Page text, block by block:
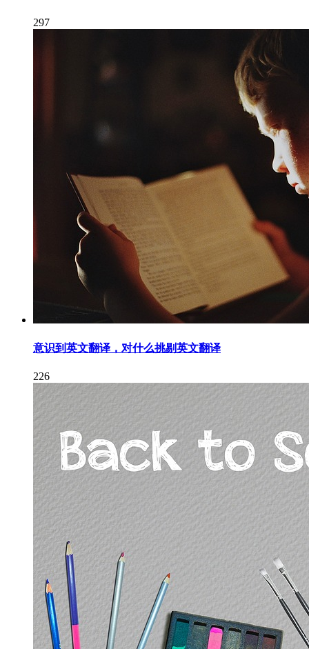
297
意识到英文翻译，对什么挑剔英文翻译
226